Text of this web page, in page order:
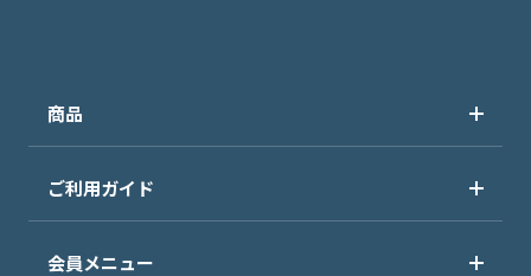
商品
ご利用ガイド
会員メニュー